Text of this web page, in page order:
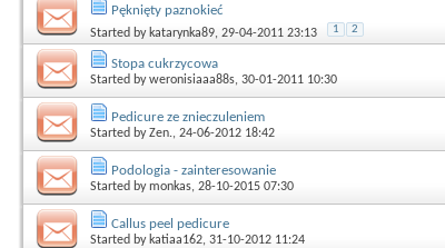
Pęknięty paznokieć
Started by katarynka89, 29-04-2011 23:13 1 2
Stopa cukrzycowa
Started byweronisiaaa88s, 30-01-2011 10:30
Pedicure ze znieczuleniem
Started byZen., 24-06-2012 18:42
Podologia - zainteresowanie
Started bymonkas, 28-10-2015 07:30
Callus peel pedicure
Started by katiaa162, 31-10-2012 11:24